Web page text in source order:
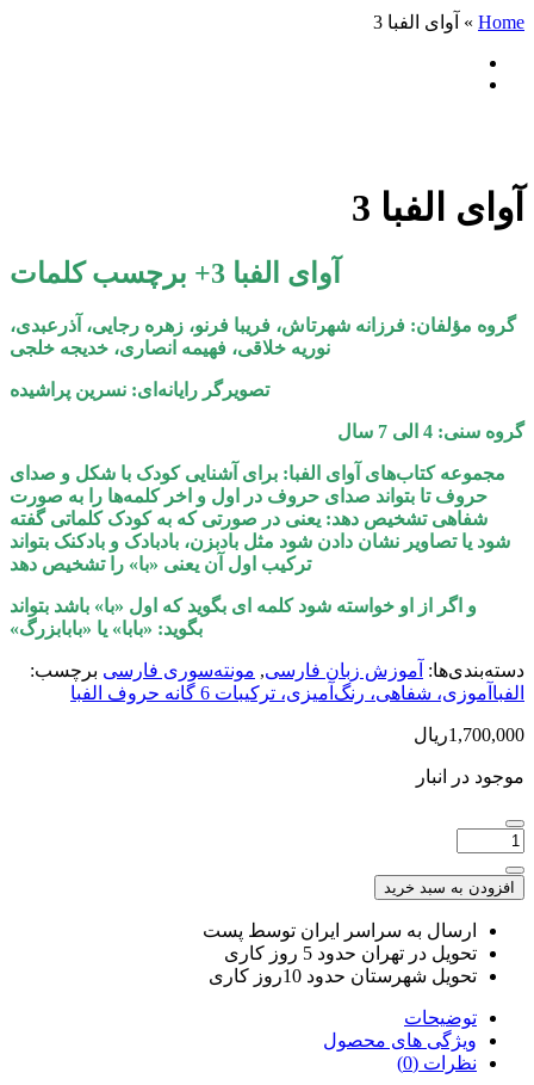
Home
» آوای الفبا 3
آوای الفبا 3
آوای الفبا 3+ برچسب کلمات
گروه مؤلفان: فرزانه شهرتاش، فریبا فرنو، زهره رجایی، آذرعبدی،
نوریه خلاقی، فهیمه انصاری، خدیجه خلجی
تصویرگر رایانه‌ای: نسرین پراشیده
گروه سنی: 4 الی 7 سال
مجموعه کتاب‌های آوای الفبا: برای آشنایی کودک با شکل و صدای
حروف تا بتواند صدای حروف در اول و اخر کلمه‌ها را به صورت
شفاهی تشخیص دهد: یعنی در صورتی که به کودک کلماتی گفته
شود یا تصاویر نشان دادن شود مثل بادبزن، بادبادک و بادکنک بتواند
ترکیب اول آن یعنی «با» را تشخیص دهد
و اگر از او خواسته شود کلمه ای بگوید که اول «با» باشد بتواند
بگوید: «بابا» یا «بابابزرگ»
دسته‌بندی‌ها: آموزش زبان فارسی, مونته‌سوری فارسی برچسب:
الفباآموزی، شفاهی، رنگ‌آمیزی، ترکیبات 6 گانه حروف الفبا
1,700,000ریال
موجود در انبار
تعداد:
الفبا
3
افزودن به سبد خرید
ارسال به سراسر ایران توسط پست
تحویل در تهران حدود 5 روز کاری
تحویل شهرستان حدود 10روز کاری
توضیحات
ویژگی های محصول
نظرات (0)